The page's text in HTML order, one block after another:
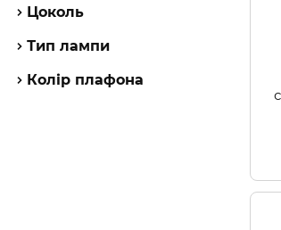
Цоколь
Тип лампи
Колір плафона